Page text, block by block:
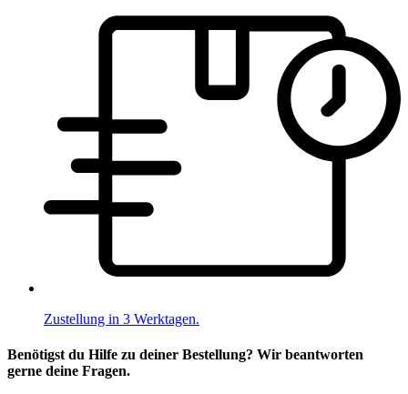
Zustellung in 3 Werktagen.
Benötigst du Hilfe zu deiner Bestellung? Wir beantworten
gerne deine Fragen.